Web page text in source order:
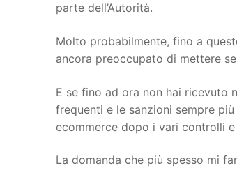
parte dell’Autorità.
Molto probabilmente, fino a
ancora preoccupato di mettere
E se fino ad ora non hai ricevuto
frequenti e le sanzioni sempre
ecommerce dopo i vari controlli
La domanda che più spesso mi